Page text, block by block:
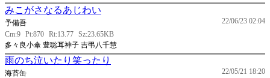
みこがさなるあじわい
22/06/23 02:04
予備吾
Cm:9 Pt:870 Rt:13.77 Sz:23.65KB
多々良小傘 豊聡耳神子 吉弔八千慧
雨のち泣いたり笑ったり
22/05/21 18:20
海苔缶